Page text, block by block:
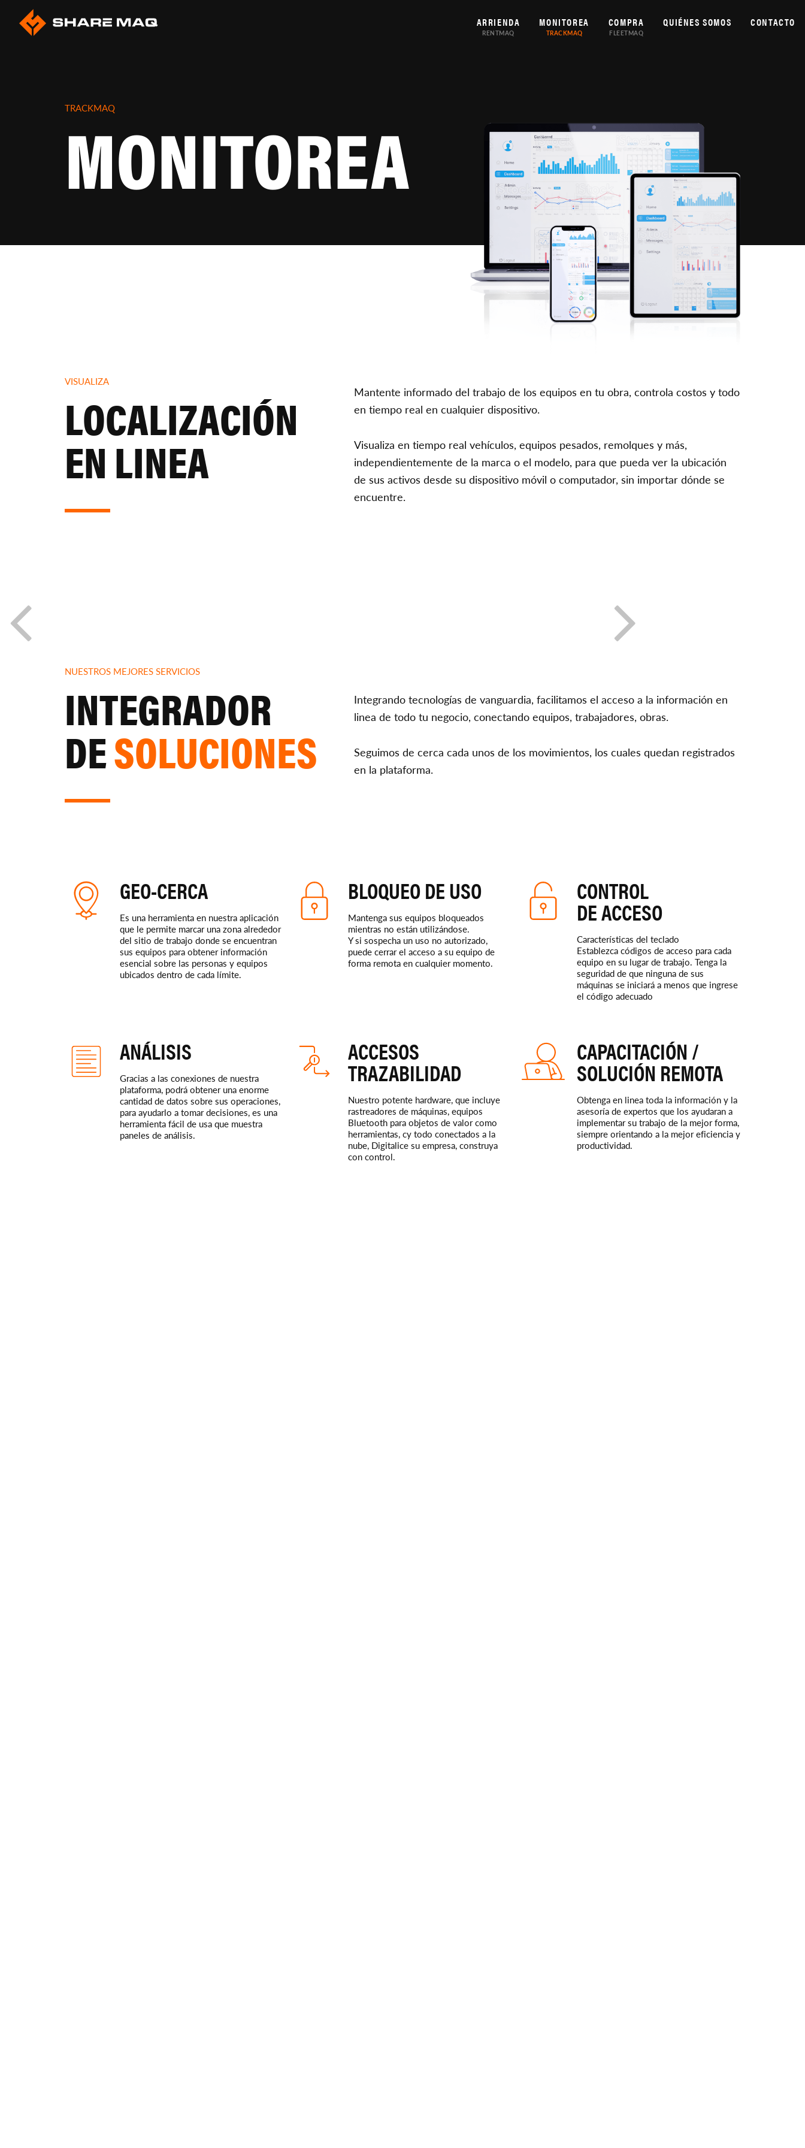
Monitorea
Sharemaq ARRIENDA
RENTMAQ
MONITOREA
TRACKMAQ
COMPRA
FLEETMAQ
QUIÉNES SOMOS CONTACTO
TRACKMAQ
MONITOREA
VISUALIZA
LOCALIZACIÓN
EN LINEA
Mantente informado del trabajo de los equipos en tu obra, controla costos y todo
en tiempo real en cualquier dispositivo.
Visualiza en tiempo real vehículos, equipos pesados, remolques y más,
independientemente de la marca o el modelo, para que pueda ver la ubicación
de sus activos desde su dispositivo móvil o computador, sin importar dónde se
encuentre.
NUESTROS MEJORES SERVICIOS
INTEGRADOR
DESOLUCIONES
Integrando tecnologías de vanguardia, facilitamos el acceso a la información en
linea de todo tu negocio, conectando equipos, trabajadores, obras.
Seguimos de cerca cada unos de los movimientos, los cuales quedan registrados
en la plataforma.
GEO-CERCA
Es una herramienta en nuestra aplicación
que le permite marcar una zona alrededor
del sitio de trabajo donde se encuentran
sus equipos para obtener información
esencial sobre las personas y equipos
ubicados dentro de cada límite.
BLOQUEO DE USO
Mantenga sus equipos bloqueados
mientras no están utilizándose.
Y si sospecha un uso no autorizado,
puede cerrar el acceso a su equipo de
forma remota en cualquier momento.
CONTROL
DE ACCESO
Características del teclado
Establezca códigos de acceso para cada
equipo en su lugar de trabajo. Tenga la
seguridad de que ninguna de sus
máquinas se iniciará a menos que ingrese
el código adecuado
ANÁLISIS
Gracias a las conexiones de nuestra
plataforma, podrá obtener una enorme
cantidad de datos sobre sus operaciones,
para ayudarlo a tomar decisiones, es una
herramienta fácil de usa que muestra
paneles de análisis.
ACCESOS
TRAZABILIDAD
Nuestro potente hardware, que incluye
rastreadores de máquinas, equipos
Bluetooth para objetos de valor como
herramientas, cy todo conectados a la
nube, Digitalice su empresa, construya
con control.
CAPACITACIÓN /
SOLUCIÓN REMOTA
Obtenga en linea toda la información y la
asesoría de expertos que los ayudaran a
implementar su trabajo de la mejor forma,
siempre orientando a la mejor eficiencia y
productividad.